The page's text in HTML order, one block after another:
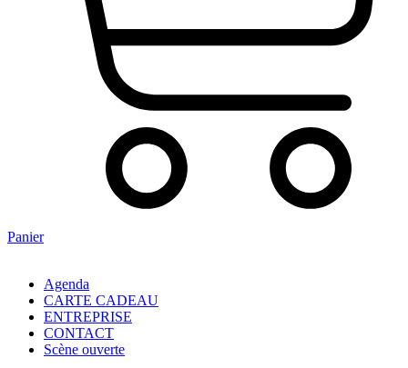
Panier
Agenda
CARTE CADEAU
ENTREPRISE
CONTACT
Scène ouverte